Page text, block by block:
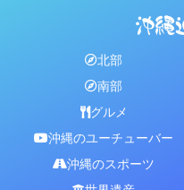
北部
南部
グルメ
沖縄のユーチューバー
沖縄のスポーツ